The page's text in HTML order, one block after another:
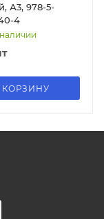
А3, 978-5-
4
КОРЗИНУ